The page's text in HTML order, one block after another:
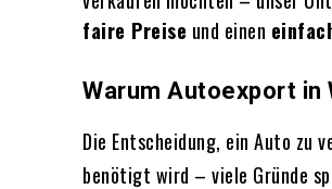
faire Preise und einen
Warum Autoexport in
Die Entscheidung, ein Auto zu
benötigt wird – viele Gründe